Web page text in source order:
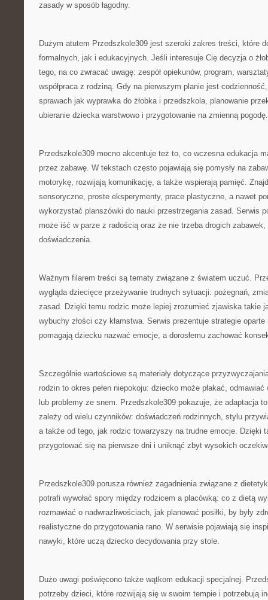
zasady w sposób łagodny.
Dużym atutem Przedszkole309 jest szeroki zakres treści, które
formalnych, jak i edukacyjnych. Jeśli interesuje Cię decyzja o
tego, na co zwracać uwagę: zespół opiekunów, program,
współpraca z rodziną. Gdy na pierwszym planie jest
sprawach jak wyprawka do żłobka i przedszkola, planowanie
ubieranie dziecka warstwowo i przygotowanie na zmienną pogodę.
Przedszkole309 mocno akcentuje też to, co wczesna edukacja
przez zabawę. W tekstach często pojawiają się pomysły na
motorykę, rozwijają komunikację, a także wspierają pamięć.
sensoryczne, proste eksperymenty, prace plastyczne, a nawet
wykorzystać planszówki do nauki przestrzegania zasad. Serwis
może iść w parze z radością oraz że nie trzeba drogich
doświadczenia.
Ważnym filarem treści są tematy związane z światem uczuć.
wygląda dziecięce przeżywanie trudnych sytuacji: pożegnań,
zasad. Dzięki temu rodzic może lepiej zrozumieć zjawiska takie
wybuchy złości czy kłamstwa. Serwis prezentuje strategie
pomagają dziecku nazwać emocje, a dorosłemu zachować
Szczególnie wartościowe są materiały dotyczące
rodzin to okres pełen niepokoju: dziecko może płakać,
lub problemy ze snem. Przedszkole309 pokazuje, że adaptacja
zależy od wielu czynników: doświadczeń rodzinnych, stylu
a także od tego, jak rodzic towarzyszy na trudne emocje. Dzięki
przygotować się na pierwsze dni i uniknąć zbyt wysokich
Przedszkole309 porusza również zagadnienia związane z
potrafi wywołać spory między rodzicem a placówką: co z dietą
rozmawiać o nadwrażliwościach, jak planować posiłki, by były
realistyczne do przygotowania rano. W serwisie pojawiają się
nawyki, które uczą dziecko decydowania przy stole.
Dużo uwagi poświęcono także wątkom edukacji specjalnej.
potrzeby dzieci, które rozwijają się w swoim tempie i potrzebują